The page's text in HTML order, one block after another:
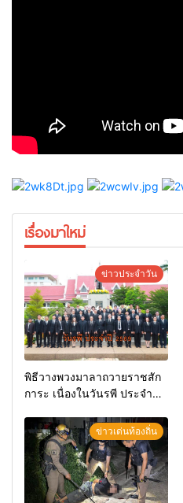
เรื่องมาใหม่
ข่าวประจำวัน
พิธีวางพวงมาลาถวายราชสัก
การะ เนื่องในวันรพี ประจำปี
วันรพี เพื่อเชื่อมความสัมพันธ์
อันดีของหน่วยงานใน
กระบวนการยุติธรรม
ข่าวเด่นท้องถิ่น